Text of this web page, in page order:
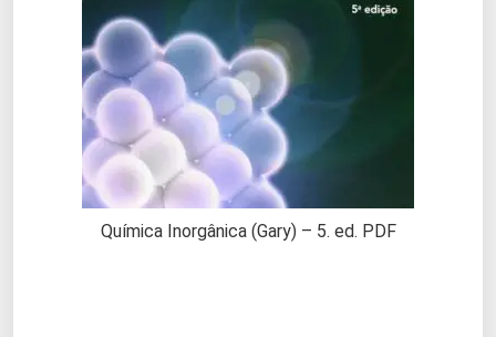
Química Inorgânica (Gary) – 5. ed. PDF